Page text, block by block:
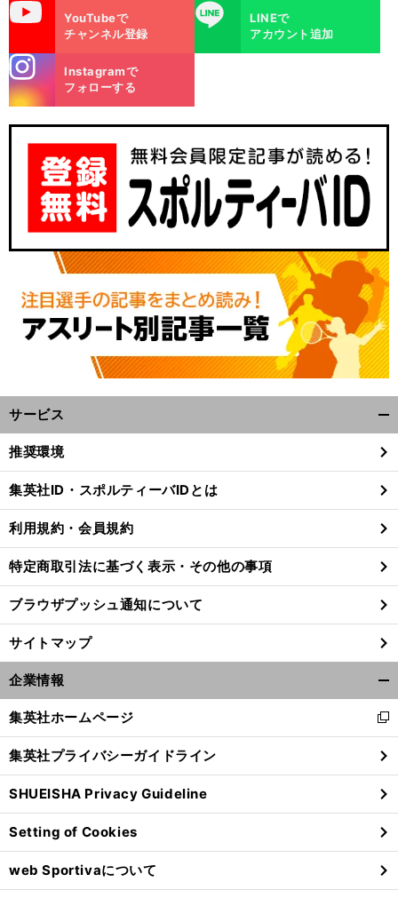
。
仕
前
へ
YouTubeで
チャンネル登録
LINE
LINEで
アカウント追加
m
Instagramで
フォローする
サービス
閉
る
推奨環境
集英社ID・スポルティーバIDとは
利用規約・会員規約
特定商取引法に基づく表示・その他の事項
ブラウザプッシュ通知について
サイトマップ
企業情報
閉
る
集英社ホームページ
新
し
い
ウ
ィ
ン
ド
ウ
で
開
集英社プライバシーガイドライン
SHUEISHA Privacy Guideline
Setting of Cookies
web Sportivaについて